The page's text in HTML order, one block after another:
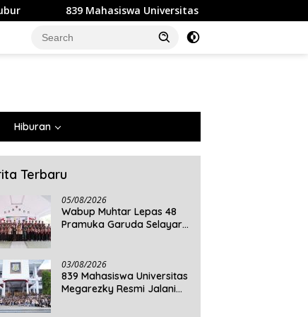
Universitas Megarezky Resmi Jalani KKN Tematik,
Hiburan
Terbaru
05/08/2026
Wabup Muhtar Lepas 48
Pramuka Garuda Selayar
03/08/2026
839 Mahasiswa Universitas
Megarezky Resmi Jalani